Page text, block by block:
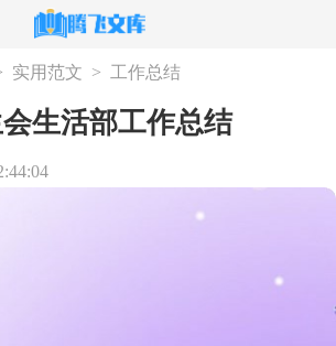
实用范文 > 工作总结
生活部工作总结